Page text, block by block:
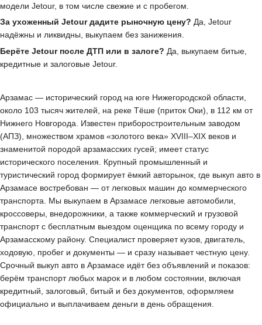
модели Jetour, в том числе свежие и с пробегом.
За ухоженный Jetour дадите рыночную цену? Да, Jetour
надёжны и ликвидны, выкупаем без занижения.
Берёте Jetour после ДТП или в залоге? Да, выкупаем битые,
кредитные и залоговые Jetour.
Арзамас — исторический город на юге Нижегородской области,
около 103 тысяч жителей, на реке Тёше (приток Оки), в 112 км от
Нижнего Новгорода. Известен приборостроительным заводом
(АПЗ), множеством храмов «золотого века» XVIII–XIX веков и
знаменитой породой арзамасских гусей; имеет статус
исторического поселения. Крупный промышленный и
туристический город формирует ёмкий авторынок, где выкуп авто в
Арзамасе востребован — от легковых машин до коммерческого
транспорта. Мы выкупаем в Арзамасе легковые автомобили,
кроссоверы, внедорожники, а также коммерческий и грузовой
транспорт с бесплатным выездом оценщика по всему городу и
Арзамасскому району. Специалист проверяет кузов, двигатель,
ходовую, пробег и документы — и сразу называет честную цену.
Срочный выкуп авто в Арзамасе идёт без объявлений и показов:
берём транспорт любых марок и в любом состоянии, включая
кредитный, залоговый, битый и без документов, оформляем
официально и выплачиваем деньги в день обращения.